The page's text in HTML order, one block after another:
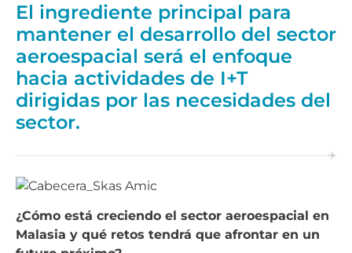
El ingrediente principal para
mantener el desarrollo del sector
aeroespacial será el enfoque
hacia actividades de I+T
dirigidas por las necesidades del
sector.
¿Cómo está creciendo el sector aeroespacial en
Malasia y qué retos tendrá que afrontar en un